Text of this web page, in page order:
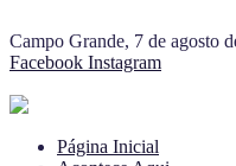
Campo Grande, 7 de agosto
Facebook Instagram
Página Inicial